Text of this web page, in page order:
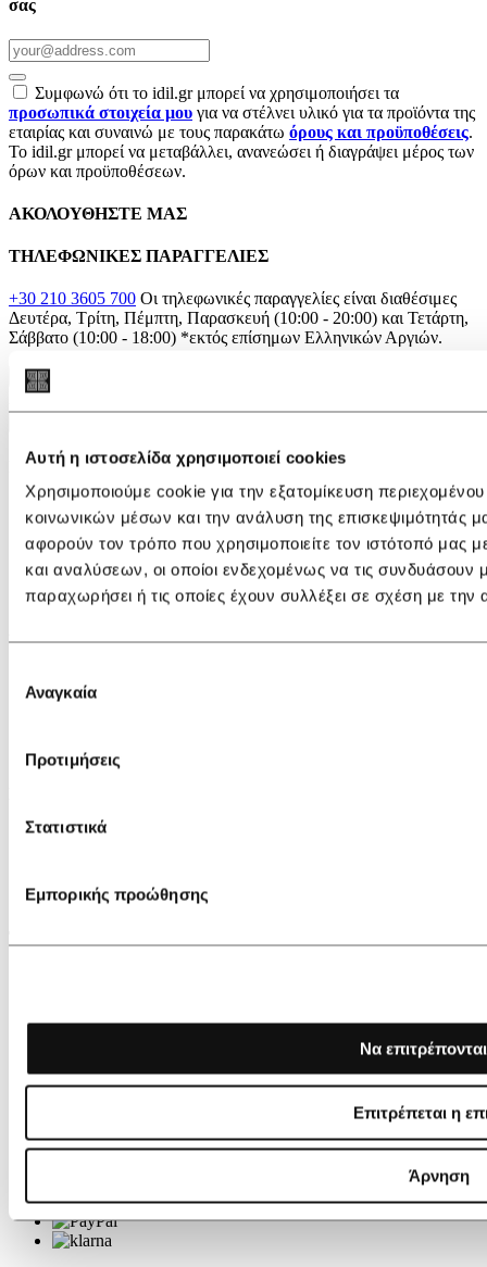
Αυτή η ιστοσελίδα χρησιμοποιεί cookies
Χρησιμοποιούμε cookie για την εξατομίκευση
κοινωνικών μέσων και την ανάλυση της επισκεψιμότητάς
αφορούν τον τρόπο που χρησιμοποιείτε τον ιστότοπό μας
και αναλύσεων, οι οποίοι ενδεχομένως να τις συνδυάσουν
παραχωρήσει ή τις οποίες έχουν συλλέξει σε σχέση με
συγκατάθεσης
Αναγκαία
Προτιμήσεις
Στατιστικά
Εμπορικής προώθησης
Να
Επιτρέπεται η
Άρνηση
σας
Συμφωνώ ότι το idil.gr μπορεί να χρησιμοποιήσει τα
προσωπικά στοιχεία μου για να στέλνει υλικό για τα προϊόντα της
εταιρίας και συναινώ με τους παρακάτω όρους και προϋποθέσεις.
Το idil.gr μπορεί να μεταβάλλει, ανανεώσει ή διαγράψει μέρος των
όρων και προϋποθέσεων.
ΑΚΟΛΟΥΘΗΣΤΕ ΜΑΣ
ΤΗΛΕΦΩΝΙΚΕΣ ΠΑΡΑΓΓΕΛΙΕΣ
+30 210 3605 700 Οι τηλεφωνικές παραγγελίες είναι διαθέσιμες
Δευτέρα, Τρίτη, Πέμπτη, Παρασκευή (10:00 - 20:00) και Τετάρτη,
Σάββατο (10:00 - 18:00) *εκτός επίσημων Ελληνικών Αργιών.
Αναζήτηση
IDIL
Η εταιρεία
Καταστήματα
Blog
Videos
Επικοινωνία
Τρόποι πληρωμής
Επιστροφές
Ασφάλεια συναλλαγών
Όροι χρήσης